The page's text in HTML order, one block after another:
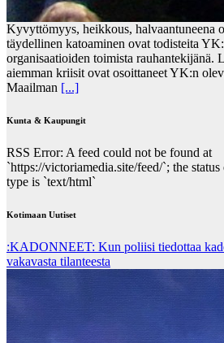
Kyvyttömyys, heikkous, halvaantuneena
täydellinen katoaminen ovat todisteita
organisaatioiden toimista rauhantekijänä.
aiemman kriisit ovat osoittaneet YK:n
Maailman [...]
Kunta & Kaupungit
RSS Error: A feed could not be found at
`https://victoriamedia.site/feed/`; the
type is `text/html`
Kotimaan Uutiset
:KADONNEET: Kun poliisi tiedottaa
vakavasta tilanteesta